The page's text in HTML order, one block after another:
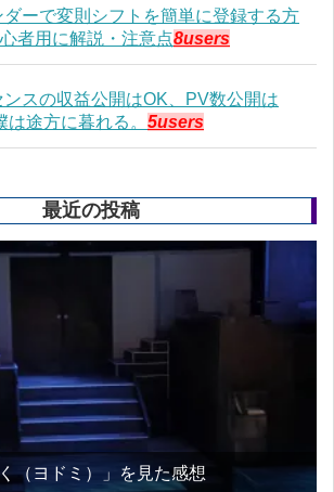
ーで変則シフトを簡単に登録する方
者用に解説・注意点8users
スの収益公開はOK、PV数公開は
は途方に暮れる。 5users
最近の投稿
（ヨドミ）」を見た感想